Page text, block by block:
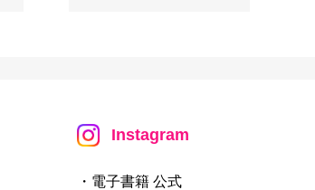
Instagram
・電子書籍 公式